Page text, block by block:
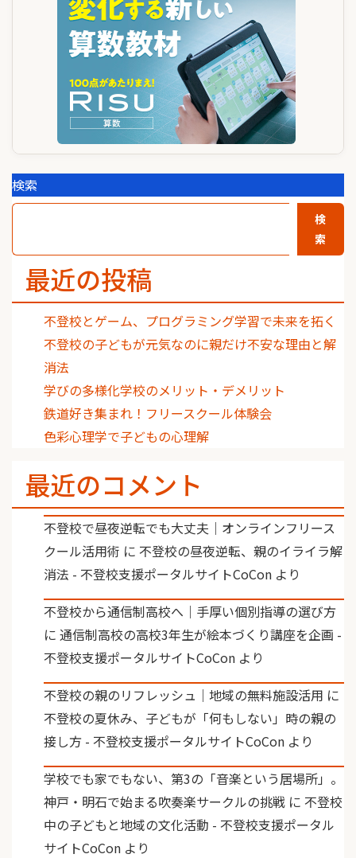
検索
検
索
最近の投稿
不登校とゲーム、プログラミング学習で未来を拓く
不登校の子どもが元気なのに親だけ不安な理由と解
消法
学びの多様化学校のメリット・デメリット
鉄道好き集まれ！フリースクール体験会
色彩心理学で子どもの心理解
最近のコメント
不登校で昼夜逆転でも大丈夫｜オンラインフリース
クール活用術 に 不登校の昼夜逆転、親のイライラ解
消法 - 不登校支援ポータルサイトCoCon より
不登校から通信制高校へ｜手厚い個別指導の選び方
に 通信制高校の高校3年生が絵本づくり講座を企画 -
不登校支援ポータルサイトCoCon より
不登校の親のリフレッシュ｜地域の無料施設活用 に
不登校の夏休み、子どもが「何もしない」時の親の
接し方 - 不登校支援ポータルサイトCoCon より
学校でも家でもない、第3の「音楽という居場所」。
神戸・明石で始まる吹奏楽サークルの挑戦 に 不登校
中の子どもと地域の文化活動 - 不登校支援ポータル
サイトCoCon より